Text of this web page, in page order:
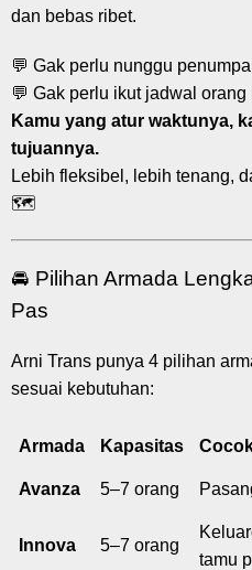
dan bebas ribet.
💬 Gak perlu nunggu
💬 Gak perlu ikut jadwal orang
Kamu yang atur waktunya,
tujuannya.
Lebih fleksibel, lebih tenang,
🗺️
🚘 Pilihan Armada
Pas
Arni Trans punya 4 pilihan
sesuai kebutuhan:
Armada Kapasitas
Avanza 5–7 orang
Innova 5–7 orang
tamu